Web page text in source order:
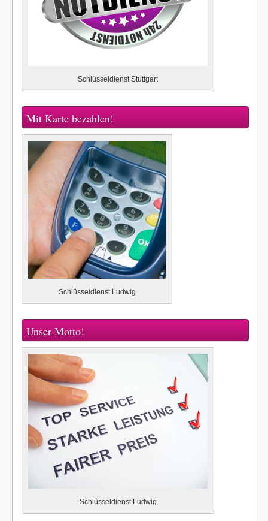
Schlüsseldienst Stuttgart
Mit Karte bezahlen!
Schlüsseldienst Ludwig
Unser Motto!
Schlüsseldienst Ludwig